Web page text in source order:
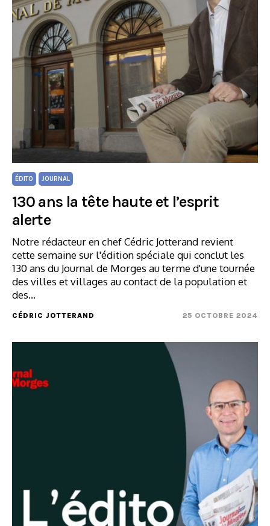
ÉDITO JOURNAL
130 ans la tête haute et l’esprit
alerte
Notre rédacteur en chef Cédric Jotterand revient
cette semaine sur l'édition spéciale qui conclut les
130 ans du Journal de Morges au terme d'une tournée
des villes et villages au contact de la population et
des…
CÉDRIC JOTTERAND 25 OCTOBRE 2024